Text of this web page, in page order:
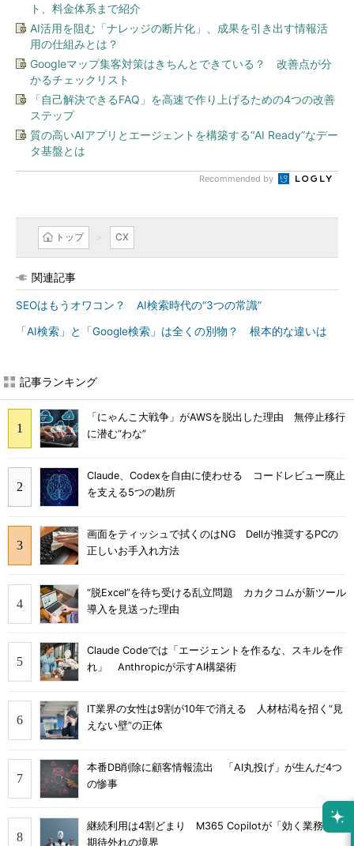
ト、料金体系まで紹介
AI活用を阻む「ナレッジの断片化」、成果を引き出す情報活
用の仕組みとは？
Googleマップ集客対策はきちんとできている？ 改善点が分
かるチェックリスト
「自己解決できるFAQ」を高速で作り上げるための4つの改善
ステップ
質の高いAIアプリとエージェントを構築する“AI Ready”なデー
タ基盤とは
Recommended by
トップ CX
関連記事
SEOはもうオワコン？ AI検索時代の“3つの常識”
「AI検索」と「Google検索」は全くの別物？ 根本的な違いは
記事ランキング
「にゃんこ大戦争」がAWSを脱出した理由 無停止移行
に潜む“わな”
Claude、Codexを自由に使わせる コードレビュー廃止
を支える5つの勘所
画面をティッシュで拭くのはNG Dellが推奨するPCの
正しいお手入れ方法
“脱Excel”を待ち受ける乱立問題 カカクコムが新ツール
導入を見送った理由
Claude Codeでは「エージェントを作るな、スキルを作
れ」 Anthropicが示すAI構築術
IT業界の女性は9割が10年で消える 人材枯渇を招く“見
えない壁”の正体
本番DB削除に顧客情報流出 「AI丸投げ」が生んだ4つ
の惨事
継続利用は4割どまり M365 Copilotが「効く業務」と
期待外れの境界